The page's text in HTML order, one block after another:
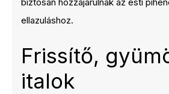
ellazuláshoz.
Frissítő,
italok